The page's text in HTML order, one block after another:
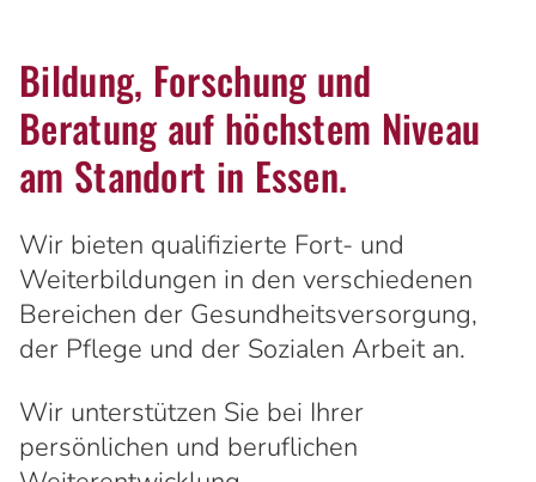
Bildung, Forschung und
Beratung auf höchstem Niveau
am Standort in Essen.
Wir bieten qualifizierte Fort- und
Weiterbildungen in den verschiedenen
Bereichen der Gesundheitsversorgung,
der Pflege und der Sozialen Arbeit an.
Wir unterstützen Sie bei Ihrer
persönlichen und beruflichen